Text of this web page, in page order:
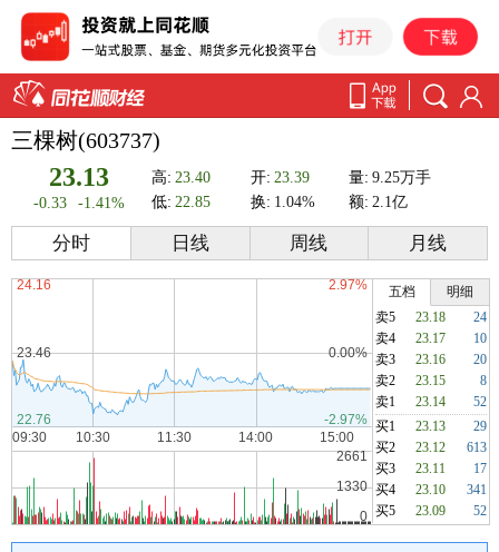
三棵树(603737)
23.13
-0.33 -1.41%
高: 23.40 开: 23.39 量: 9.25万手
低: 22.85 换: 1.04% 额: 2.1亿
分时 日线 周线 月线
五档
明细
卖5
23.18
24
卖4
23.17
10
卖3
23.16
20
卖2
23.15
8
卖1
23.14
52
买1
23.13
29
买2
23.12
613
买3
23.11
17
买4
23.10
341
买5
23.09 52